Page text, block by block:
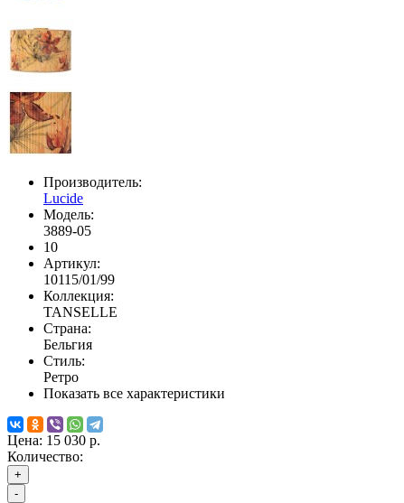
Производитель:
Lucide
Модель:
3889-05
10
Артикул:
10115/01/99
Коллекция:
TANSELLE
Страна:
Бельгия
Стиль:
Ретро
Показать все характеристики
Цена: 15 030 р.
Количество:
+
-